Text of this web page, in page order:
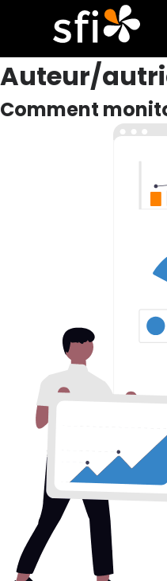
Auteur/
Comment